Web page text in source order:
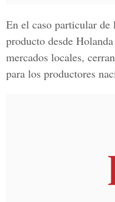
En el caso particular
producto desde
mercados locales,
para los productores